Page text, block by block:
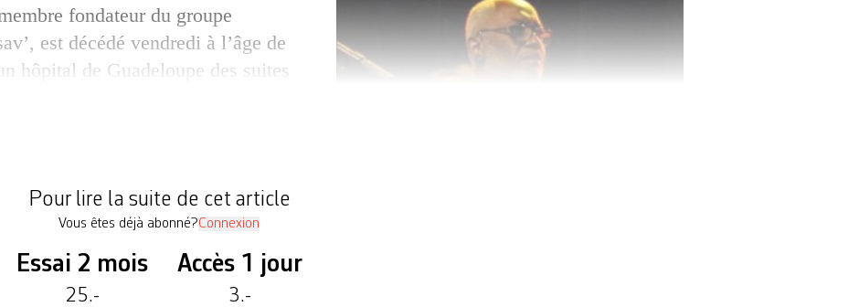
fondateur du groupe
est décédé vendredi à l’âge de
hôpital de Guadeloupe des suites
Pour lire la suite de cet article
Vous êtes déjà abonné?Connexion
Essai 2 mois
25.-
Accès 1 jour
3.-